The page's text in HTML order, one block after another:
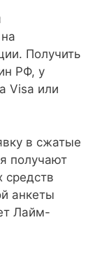
Получить
РФ, у
Visa или
в сжатые
получают
анкеты
Лайм-